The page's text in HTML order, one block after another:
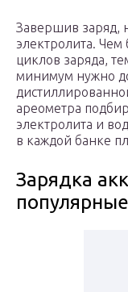
Завершив заряд,
электролита.
циклов заряда,
минимум нужно
ареометра
электролита и
в каждой банке
Зарядка